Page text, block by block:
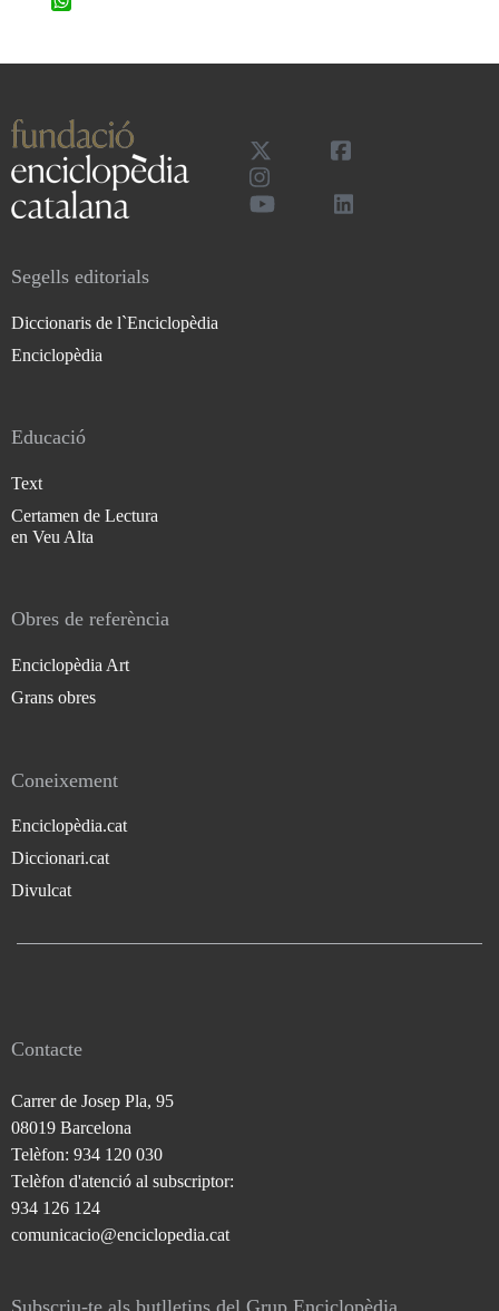
Segells editorials
Diccionaris de l`Enciclopèdia
Enciclopèdia
Educació
Text
Certamen de Lectura
en Veu Alta
Obres de referència
Enciclopèdia Art
Grans obres
Coneixement
Enciclopèdia.cat
Diccionari.cat
Divulcat
Contacte
Carrer de Josep Pla, 95
08019 Barcelona
Telèfon: 934 120 030
Telèfon d'atenció al subscriptor:
934 126 124
comunicacio@enciclopedia.cat